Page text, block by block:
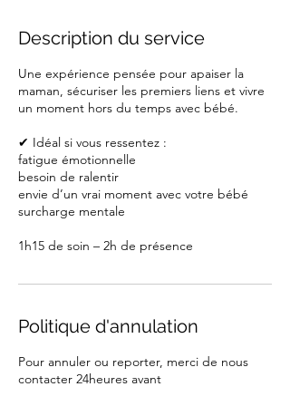
Description du service
Une expérience pensée pour apaiser la
maman, sécuriser les premiers liens et vivre
un moment hors du temps avec bébé.
✔ Idéal si vous ressentez :
fatigue émotionnelle
besoin de ralentir
envie d’un vrai moment avec votre bébé
surcharge mentale
1h15 de soin – 2h de présence
Politique d'annulation
Pour annuler ou reporter, merci de nous
contacter 24heures avant